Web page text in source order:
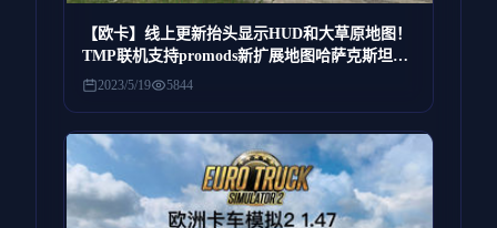
【欧卡】线上更新抬头显示HUD和大草原地图！
TMP联机支持promods新扩展地图哈萨克斯坦大
草原，可通过p服游玩需要全部7个地图DLC，奔
2023/5/19 5844